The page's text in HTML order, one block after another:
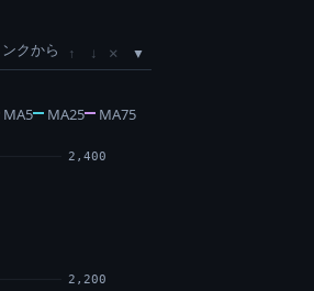
クから ↑ ↓ ×
MA5 MA25 MA75
2,200
2,400